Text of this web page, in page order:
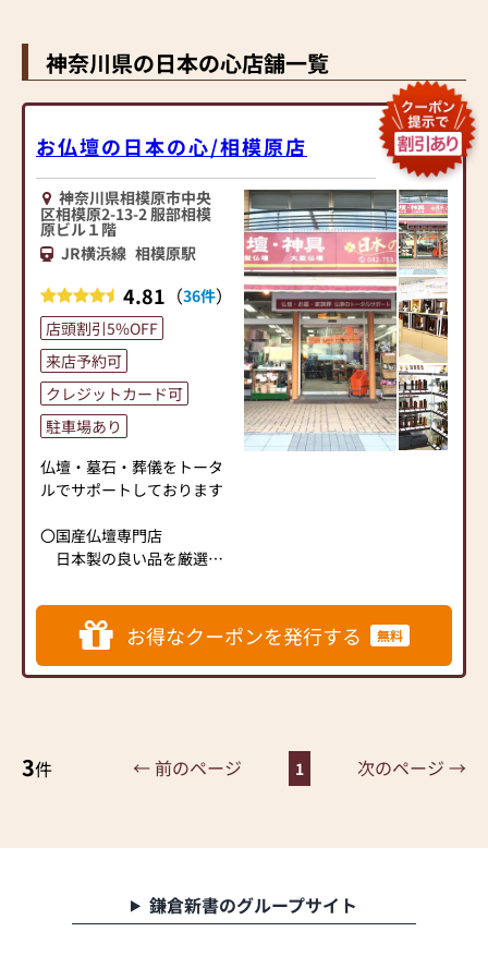
具調仏壇までライフスタイ
ルに合わせたご提案をさせ
ていただきます。
お位牌・ご本尊、宗派など
仏事のことから墓石のこと
まで、何でもお気軽にご相
談下さい。
仏事のことなら経験豊かな
スタッフ「仏事コーディネ
ーター」が、墓石のことな
ら「墓石ディレクター」が
ご納得いただけるまで説明
させていただきます。
ご葬儀も承っておりますの
で、仏事をトータルサポー
※お子様連れの方も安心。
場完備！
神奈川県の日本の心店舗一覧
お仏壇の日本の心/相模原店
神奈川県相模原市中央
区相模原2-13-2 服部相模
原ビル１階
JR横浜線 相模原駅
4.81 （36件）
店頭割引5%OFF
来店予約可
クレジットカード可
駐車場あり
仏壇・墓石・葬儀をトータ
ルでサポートしております
〇国産仏壇専門店
日本製の良い品を厳選し
供しております
位牌や本尊、宗派のこと
からお墓に関してのお悩み
ごと、葬儀（家族葬）など
お届け・設置までいたしま
格を持ったスタッフが対応
-当店では感染予防の対策を
お得なクーポンを発行する 無料
3件 ← 前のページ 1 次のページ →
鎌倉新書のグループサイト